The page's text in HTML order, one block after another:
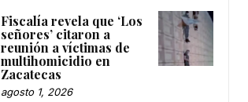
Fiscalía revela que ‘Los
señores’ citaron a
reunión a víctimas de
multihomicidio en
Zacatecas
agosto 1, 2026